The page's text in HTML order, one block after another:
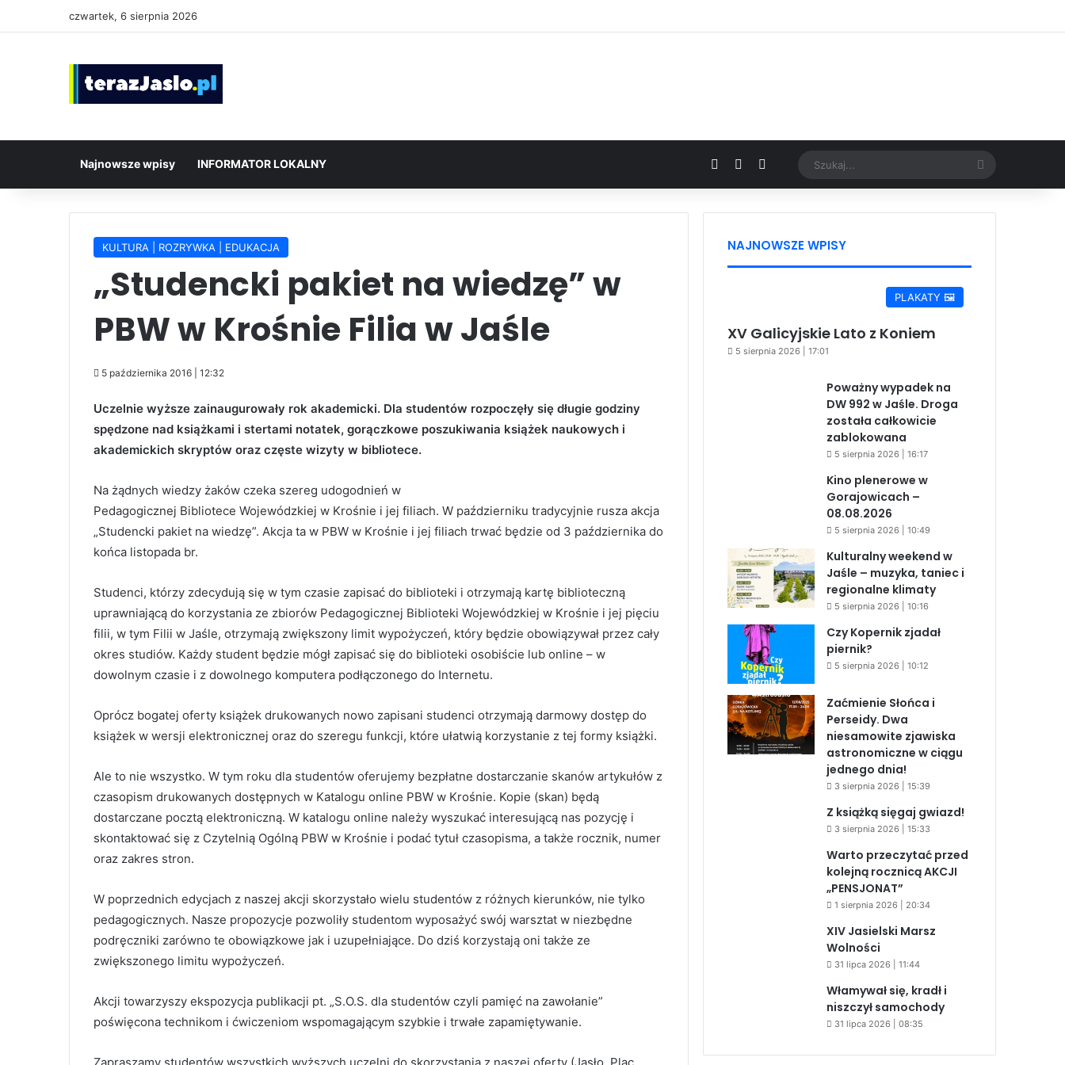
czwartek, 6 sierpnia 2026
Najnowsze wpisy INFORMATOR LOKALNY Facebook YouTubeGoogle News Szukaj...
KULTURA | ROZRYWKA | EDUKACJA
„Studencki pakiet na wiedzę” w
PBW w Krośnie Filia w Jaśle
5 października 2016 | 12:32
Uczelnie wyższe zainaugurowały rok akademicki. Dla studentów rozpoczęły się długie godziny
spędzone nad książkami i stertami notatek, gorączkowe poszukiwania książek naukowych i
akademickich skryptów oraz częste wizyty w bibliotece.
Na żądnych wiedzy żaków czeka szereg udogodnień w
Pedagogicznej Bibliotece Wojewódzkiej w Krośnie i jej filiach. W październiku tradycyjnie rusza akcja
„Studencki pakiet na wiedzę”. Akcja ta w PBW w Krośnie i jej filiach trwać będzie od 3 października do
końca listopada br.
Studenci, którzy zdecydują się w tym czasie zapisać do biblioteki i otrzymają kartę biblioteczną
uprawniającą do korzystania ze zbiorów Pedagogicznej Biblioteki Wojewódzkiej w Krośnie i jej pięciu
filii, w tym Filii w Jaśle, otrzymają zwiększony limit wypożyczeń, który będzie obowiązywał przez cały
okres studiów. Każdy student będzie mógł zapisać się do biblioteki osobiście lub online – w
dowolnym czasie i z dowolnego komputera podłączonego do Internetu.
Oprócz bogatej oferty książek drukowanych nowo zapisani studenci otrzymają darmowy dostęp do
książek w wersji elektronicznej oraz do szeregu funkcji, które ułatwią korzystanie z tej formy książki.
Ale to nie wszystko. W tym roku dla studentów oferujemy bezpłatne dostarczanie skanów artykułów z
czasopism drukowanych dostępnych w Katalogu online PBW w Krośnie. Kopie (skan) będą
dostarczane pocztą elektroniczną. W katalogu online należy wyszukać interesującą nas pozycję i
skontaktować się z Czytelnią Ogólną PBW w Krośnie i podać tytuł czasopisma, a także rocznik, numer
oraz zakres stron.
W poprzednich edycjach z naszej akcji skorzystało wielu studentów z różnych kierunków, nie tylko
pedagogicznych. Nasze propozycje pozwoliły studentom wyposażyć swój warsztat w niezbędne
podręczniki zarówno te obowiązkowe jak i uzupełniające. Do dziś korzystają oni także ze
zwiększonego limitu wypożyczeń.
Akcji towarzyszy ekspozycja publikacji pt. „S.O.S. dla studentów czyli pamięć na zawołanie”
poświęcona technikom i ćwiczeniom wspomagającym szybkie i trwałe zapamiętywanie.
NAJNOWSZE WPISY
PLAKATY 🖼️
XV Galicyjskie Lato z Koniem
5 sierpnia 2026 | 17:01
Poważny wypadek na
DW 992 w Jaśle. Droga
została całkowicie
zablokowana
5 sierpnia 2026 | 16:17
Kino plenerowe w
Gorajowicach –
08.08.2026
5 sierpnia 2026 | 10:49
Kulturalny weekend w
Jaśle – muzyka, taniec i
regionalne klimaty
5 sierpnia 2026 | 10:16
Czy Kopernik zjadał
piernik?
5 sierpnia 2026 | 10:12
Zaćmienie Słońca i
Perseidy. Dwa
niesamowite zjawiska
astronomiczne w ciągu
jednego dnia!
3 sierpnia 2026 | 15:39
Z książką sięgaj gwiazd!
3 sierpnia 2026 | 15:33
Warto przeczytać przed
kolejną rocznicą AKCJI
„PENSJONAT”
1 sierpnia 2026 | 20:34
XIV Jasielski Marsz
Wolności
31 lipca 2026 | 11:44
Włamywał się, kradł i
niszczył samochody
31 lipca 2026 | 08:35